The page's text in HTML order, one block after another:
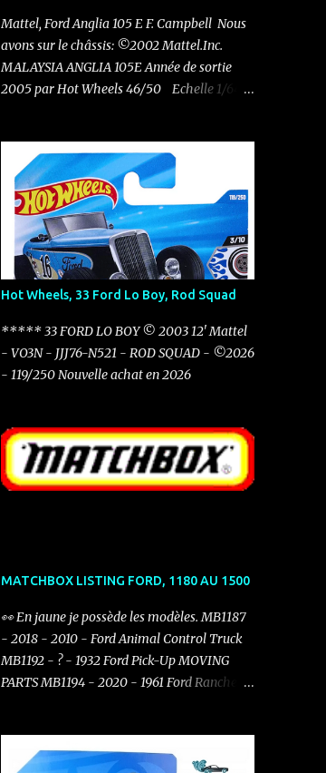
Mattel, Ford Anglia 105 E F. Campbell Nous
avons sur le châssis: ©2002 Mattel.Inc.
MALAYSIA ANGLIA 105E Année de sortie
2005 par Hot Wheels 46/50 Echelle 1/64
5 sorti en 2011 Nouvelle acquisition en ce
mois de novembre pour 0.50 €
Hot Wheels, 33 Ford Lo Boy, Rod Squad
***** 33 FORD LO BOY © 2003 12' Mattel
- VO3N - JJJ76-N521 - ROD SQUAD - ©2026
- 119/250 Nouvelle achat en 2026
MATCHBOX LISTING FORD, 1180 AU 1500
👀 En jaune je possède les modèles. MB1187
- 2018 - 2010 - Ford Animal Control Truck
MB1192 - ? - 1932 Ford Pick-Up MOVING
PARTS MB1194 - 2020 - 1961 Ford Ranchero
Ford Mustang Coupe MB1234 - 2021 - 1932
Ford Model B Coupé MB1244 - 2021 - 1970